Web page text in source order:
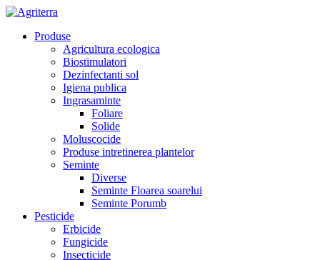
Produse
Agricultura ecologica
Biostimulatori
Dezinfectanti sol
Igiena publica
Ingrasaminte
Foliare
Solide
Moluscocide
Produse intretinerea plantelor
Seminte
Diverse
Seminte Floarea soarelui
Seminte Porumb
Pesticide
Erbicide
Fungicide
Insecticide